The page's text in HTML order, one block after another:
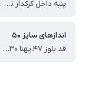
پنبه داخل کرکدار نرم و لطیف
اندازهای سایز ۵۰
قد بلوز ۴۷.پهنا ۳۰.قد آستین از دوخت سرشانه۳۸.قد شلوار ۶۱سانت